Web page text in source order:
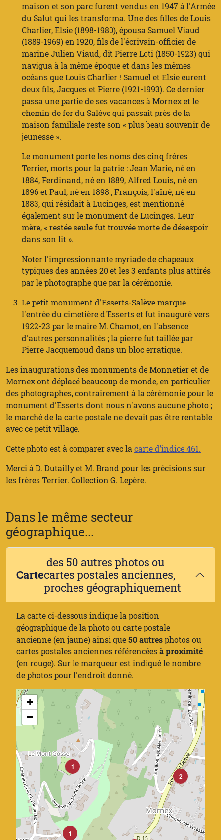
maison et son parc furent vendus en 1947 à l'Armée
du Salut qui les transforma. Une des filles de Louis
Charlier, Elsie (1898-1980), épousa Samuel Viaud
(1889-1969) en 1920, fils de l'écrivain-officier de
marine Julien Viaud, dit Pierre Loti (1850-1923) qui
navigua à la même époque et dans les mêmes
océans que Louis Charlier ! Samuel et Elsie eurent
deux fils, Jacques et Pierre (1921-1993). Ce dernier
passa une partie de ses vacances à Mornex et le
chemin de fer du Salève qui passait près de la
maison familiale reste son « plus beau souvenir de
jeunesse ».
Le monument porte les noms des cinq frères
Terrier, morts pour la patrie : Jean Marie, né en
1884, Ferdinand, né en 1889, Alfred Louis, né en
1896 et Paul, né en 1898 ; François, l'aîné, né en
1883, qui résidait à Lucinges, est mentionné
également sur le monument de Lucinges. Leur
mère, « restée seule fut trouvée morte de désespoir
dans son lit ».
Noter l'impressionnante myriade de chapeaux
typiques des années 20 et les 3 enfants plus attirés
par le photographe que par la cérémonie.
Le petit monument d'Esserts-Salève marque
l'entrée du cimetière d'Esserts et fut inauguré vers
1922-23 par le maire M. Chamot, en l'absence
d'autres personnalités ; la pierre fut taillée par
Pierre Jacquemoud dans un bloc erratique.
Les inaugurations des monuments de Monnetier et de
Mornex ont déplacé beaucoup de monde, en particulier
des photographes, contrairement à la cérémonie pour le
monument d'Esserts dont nous n'avons aucune photo ;
le marché de la carte postale ne devait pas être rentable
avec ce petit village.
Cette photo est à comparer avec la carte d’indice 461.
Merci à D. Dutailly et M. Brand pour les précisions sur
les frères Terrier. Collection G. Lepère.
Dans le même secteur
géographique...
Carte
des 50 autres photos ou
cartes postales anciennes,
proches géographiquement
La carte ci-dessous indique la position
géographique de la photo ou carte postale
ancienne (en jaune) ainsi que50 autresphotos ou
cartes postales anciennes référencéesà proximité
(en rouge). Sur le marqueur est indiqué le nombre
de photos pour l'endroit donné.
1
1
2
+
−